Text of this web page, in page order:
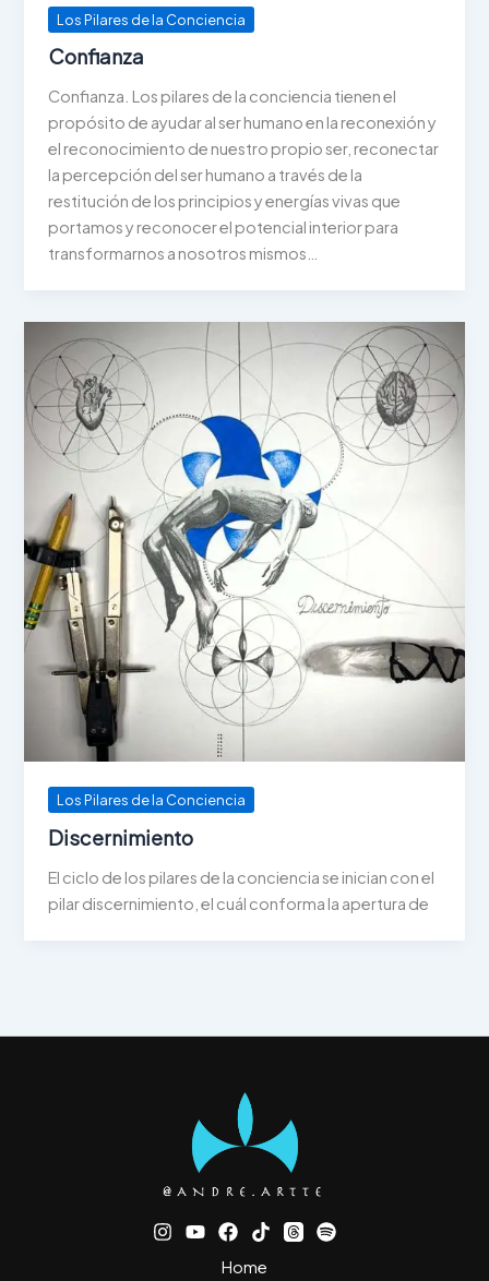
Los Pilares de la Conciencia
Confianza
Confianza. Los pilares de la conciencia tienen el
propósito de ayudar al ser humano en la reconexión y
el reconocimiento de nuestro propio ser, reconectar
la percepción del ser humano a través de la
restitución de los principios y energías vivas que
portamos y reconocer el potencial interior para
transformarnos a nosotros mismos…
Los Pilares de la Conciencia
Discernimiento
El ciclo de los pilares de la conciencia se inician con el
pilar discernimiento, el cuál conforma la apertura de
Home